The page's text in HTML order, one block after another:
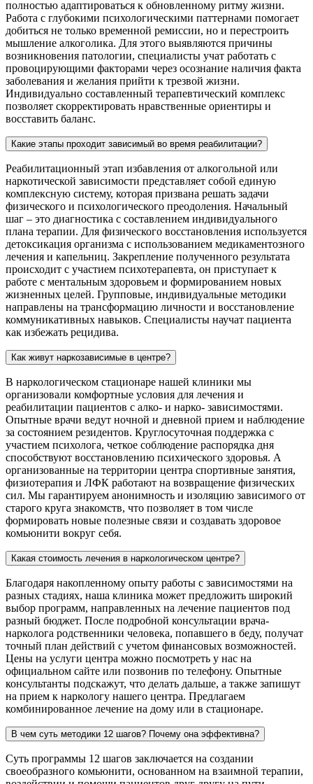
полностью адаптироваться к обновленному ритму жизни.
Работа с глубокими психологическими паттернами помогает
добиться не только временной ремиссии, но и перестроить
мышление алкоголика. Для этого выявляются причины
возникновения патологии, специалисты учат работать с
провоцирующими факторами через осознание наличия факта
заболевания и желания прийти к трезвой жизни.
Индивидуально составленный терапевтический комплекс
позволяет скорректировать нравственные ориентиры и
восставить баланс.
Какие этапы проходит зависимый во время реабилитации?
Реабилитационный этап избавления от алкогольной или
наркотической зависимости представляет собой единую
комплексную систему, которая призвана решать задачи
физического и психологического преодоления. Начальный
шаг – это диагностика с составлением индивидуального
плана терапии. Для физического восстановления используется
детоксикация организма с использованием медикаментозного
лечения и капельниц. Закрепление полученного результата
происходит с участием психотерапевта, он приступает к
работе с ментальным здоровьем и формированием новых
жизненных целей. Групповые, индивидуальные методики
направлены на трансформацию личности и восстановление
коммуникативных навыков. Специалисты научат пациента
как избежать рецидива.
Как живут наркозависимые в центре?
В наркологическом стационаре нашей клиники мы
организовали комфортные условия для лечения и
реабилитации пациентов с алко- и нарко- зависимостями.
Опытные врачи ведут ночной и дневной прием и наблюдение
за состоянием резидентов. Круглосуточная поддержка с
участием психолога, четкое соблюдение распорядка дня
способствуют восстановлению психического здоровья. А
организованные на территории центра спортивные занятия,
физиотерапия и ЛФК работают на возвращение физических
сил. Мы гарантируем анонимность и изоляцию зависимого от
старого круга знакомств, что позволяет в том числе
формировать новые полезные связи и создавать здоровое
комьюнити вокруг себя.
Какая стоимость лечения в наркологическом центре?
Благодаря накопленному опыту работы с зависимостями на
разных стадиях, наша клиника может предложить широкий
выбор программ, направленных на лечение пациентов под
разный бюджет. После подробной консультации врача-
нарколога родственники человека, попавшего в беду, получат
точный план действий с учетом финансовых возможностей.
Цены на услуги центра можно посмотреть у нас на
официальном сайте или позвонив по телефону. Опытные
консультанты подскажут, что делать дальше, а также запишут
на прием к наркологу нашего центра. Предлагаем
комбинированное лечение на дому или в стационаре.
В чем суть методики 12 шагов? Почему она эффективна?
Суть программы 12 шагов заключается на создании
своеобразного комьюнити, основанном на взаимной терапии,